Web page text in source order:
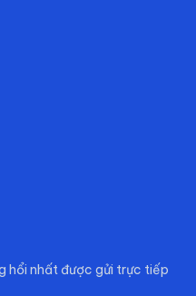
hổi nhất được gửi trực tiếp